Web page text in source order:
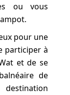
ou vous
pour une
participer à
et de se
de